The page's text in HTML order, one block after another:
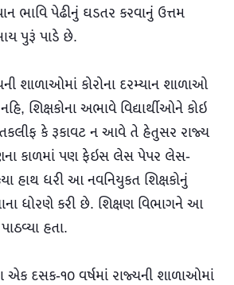
ભાવિ પેઢીનું ઘડતર કરવાનું ઉત્તમ
પુરૂં પાડે છે.
શાળાઓમાં કોરોના દરમ્યાન શાળાઓ
શિક્ષકોના અભાવે વિદ્યાર્થીઓને કોઇ
કે રૂકાવટ ન આવે તે હેતુસર રાજ્ય
કાળમાં પણ ફેઇસ લેસ પેપર લેસ-
હાથ ધરી આ નવનિયુકત શિક્ષકોનું
ધોરણે કરી છે. શિક્ષણ વિભાગને આ
હતા.
દસક-૧૦ વર્ષમાં રાજ્યની શાળાઓમાં